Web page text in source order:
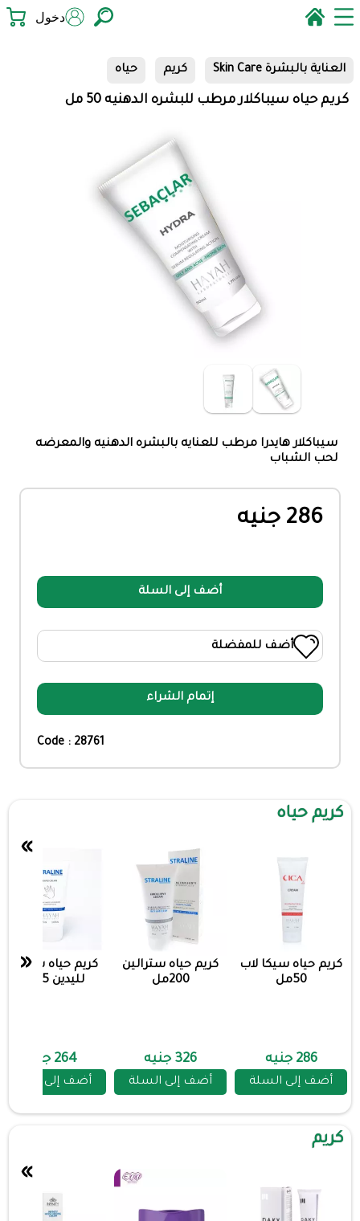
دخول
العناية بالبشرة Skin Care كريم حياه
كريم حياه سيباكلار مرطب للبشره الدهنيه 50 مل
سيباكلار هايدرا مرطب للعنايه بالبشره الدهنيه والمعرضه
لحب الشباب
286 جنيه
أضف إلى السلة
أضف للمفضلة
إتمام الشراء
Code : 28761
كريم حياه
كريم حياه سيكا لاب
50مل
286 جنيه
أضف إلى السلة
كريم حياه سترالين
200مل
326 جنيه
أضف إلى السلة
كريم حياه سترالين
لليدين 75 مل
264 جنيه
أضف إلى السلة
»
«
كريم
»